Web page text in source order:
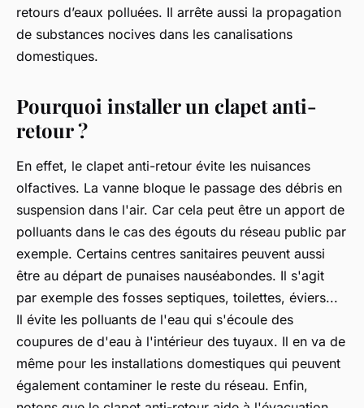
retours d’eaux polluées. Il arrête aussi la propagation
de substances nocives dans les canalisations
domestiques.
Pourquoi installer un clapet anti-
retour ?
En effet, le clapet anti-retour évite les nuisances
olfactives. La vanne bloque le passage des débris en
suspension dans l'air. Car cela peut être un apport de
polluants dans le cas des égouts du réseau public par
exemple. Certains centres sanitaires peuvent aussi
être au départ de punaises nauséabondes. Il s'agit
par exemple des fosses septiques, toilettes, éviers...
Il évite les polluants de l'eau qui s'écoule des
coupures de d'eau à l'intérieur des tuyaux. Il en va de
même pour les installations domestiques qui peuvent
également contaminer le reste du réseau. Enfin,